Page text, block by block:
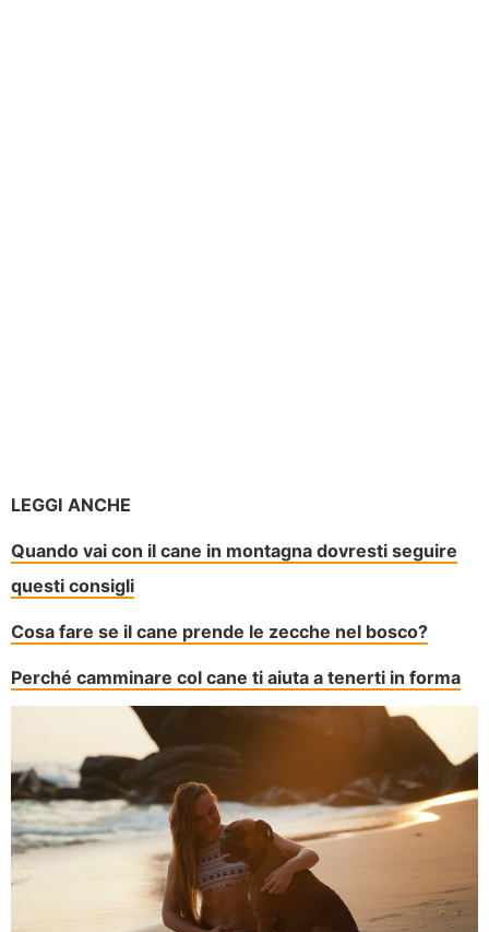
LEGGI ANCHE
Quando vai con il cane in montagna dovresti seguire
questi consigli
Cosa fare se il cane prende le zecche nel bosco?
Perché camminare col cane ti aiuta a tenerti in forma